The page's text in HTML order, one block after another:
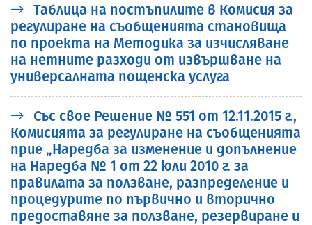
Таблица на постъпилите в Комисия за
регулиране на съобщенията становища
по проекта на Методика за изчисляване
на нетните разходи от извършване на
универсалната пощенска услуга
Със свое Решение № 551 от 12.11.2015 г.,
Комисията за регулиране на съобщенията
прие „Наредба за изменение и допълнение
на Наредба № 1 от 22 юли 2010 г. за
правилата за ползване, разпределение и
процедурите по първично и вторично
предоставяне за ползване, резервиране и